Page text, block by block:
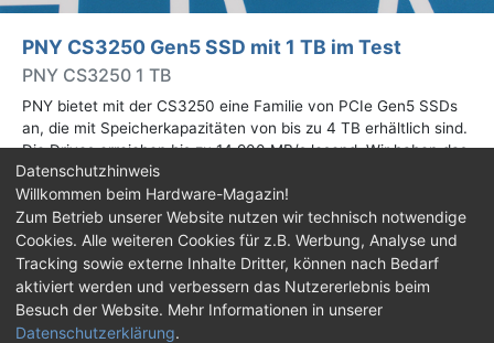
PNY CS3250 Gen5 SSD mit 1 TB im Test
PNY CS3250 1 TB
PNY bietet mit der CS3250 eine Familie von PCIe Gen5 SSDs
an, die mit Speicherkapazitäten von bis zu 4 TB erhältlich sind.
Die Drives erreichen bis zu 14.900 MB/s lesend. Wir haben das
1-TB-Modell getestet.
Impressum |Kontakt|Jobs |Datenschutz|
Consent‑Einstellungen|Haftungsausschluss
Feed Facebook YouTube
Datenschutzhinweis
Willkommen beim Hardware-Magazin!
Zum Betrieb unserer Website nutzen wir technisch notwendige
Cookies. Alle weiteren Cookies für z.B. Werbung, Analyse und
Tracking sowie externe Inhalte Dritter, können nach Bedarf
aktiviert werden und verbessern das Nutzererlebnis beim
Besuch der Website. Mehr Informationen in unserer
Datenschutzerklärung.